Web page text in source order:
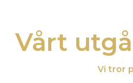
Vårt
Vi tror